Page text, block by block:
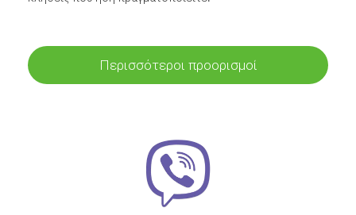
Περισσότεροι προορισμοί